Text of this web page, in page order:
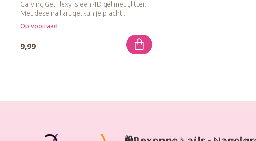
Carving Gel Flexy is een 4D gel met glitter.
Met deze nail art gel kun je pracht...
Op voorraad
9,99